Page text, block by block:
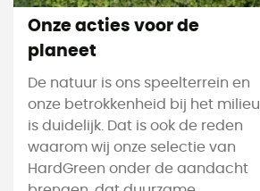
Onze acties voor de
planeet
De natuur is ons speelterrein en
onze betrokkenheid bij het milieu
is duidelijk. Dat is ook de reden
waarom wij onze selectie van
HardGreen onder de aandacht